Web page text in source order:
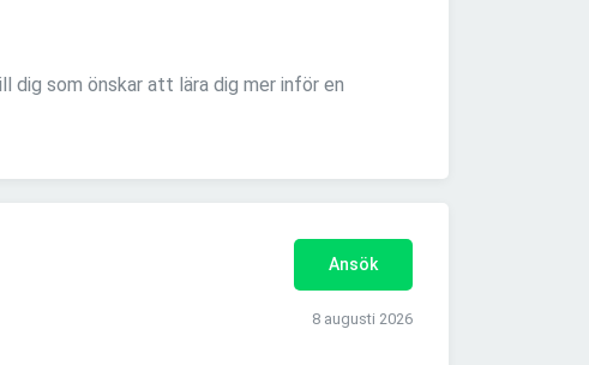
dig som önskar att lära dig mer inför en
Ansök
8 augusti 2026